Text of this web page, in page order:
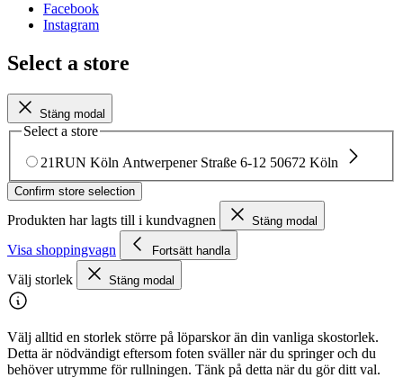
Facebook
Instagram
Select a store
Stäng modal
Select a store
21RUN Köln Antwerpener Straße 6-12 50672 Köln
Confirm store selection
Produkten har lagts till i kundvagnen Stäng modal
Visa shoppingvagn Fortsätt handla
Välj storlek Stäng modal
Välj alltid en storlek större på löparskor än din vanliga skostorlek.
Detta är nödvändigt eftersom foten sväller när du springer och du
behöver utrymme för rullningen. Tänk på detta när du gör ditt val.